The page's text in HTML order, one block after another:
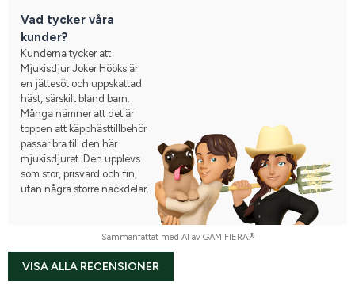
Vad tycker våra
kunder?
Kunderna tycker att
Mjukisdjur Joker Hööks är
en jättesöt och uppskattad
häst, särskilt bland barn.
Många nämner att det är
toppen att käpphästtillbehör
passar bra till den här
mjukisdjuret. Den upplevs
som stor, prisvärd och fin,
utan några större nackdelar.
Sammanfattat med AI av GAMIFIERA.®
VISA ALLA RECENSIONER